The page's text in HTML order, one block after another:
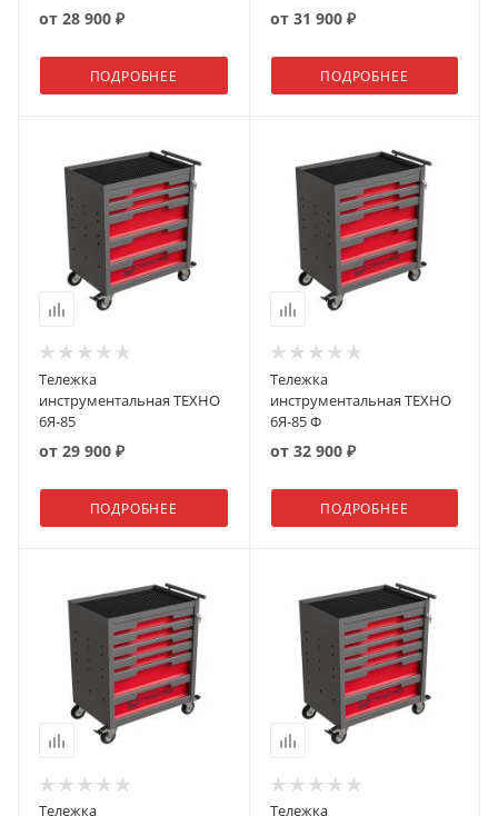
от 28 900 ₽
ПОДРОБНЕЕ
от 31 900 ₽
ПОДРОБНЕЕ
Тележка
инструментальная ТЕХНО
6Я-85
от 29 900 ₽
ПОДРОБНЕЕ
Тележка
инструментальная ТЕХНО
6Я-85 Ф
от 32 900 ₽
ПОДРОБНЕЕ
Тележка Тележка